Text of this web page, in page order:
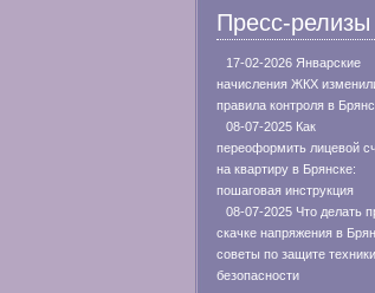
Пресс-релизы
17-02-2026 Январские
начисления ЖКХ
правила контроля в
08-07-2025 Как
переоформить лицевой
на квартиру в Брянске:
пошаговая инструкция
08-07-2025 Что делать
скачке напряжения в
советы по защите
безопасности